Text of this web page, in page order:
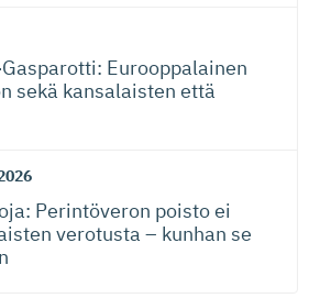
Eurooppalainen
sekä kansalaisten että
Perintöveron poisto ei
verotusta – kunhan se